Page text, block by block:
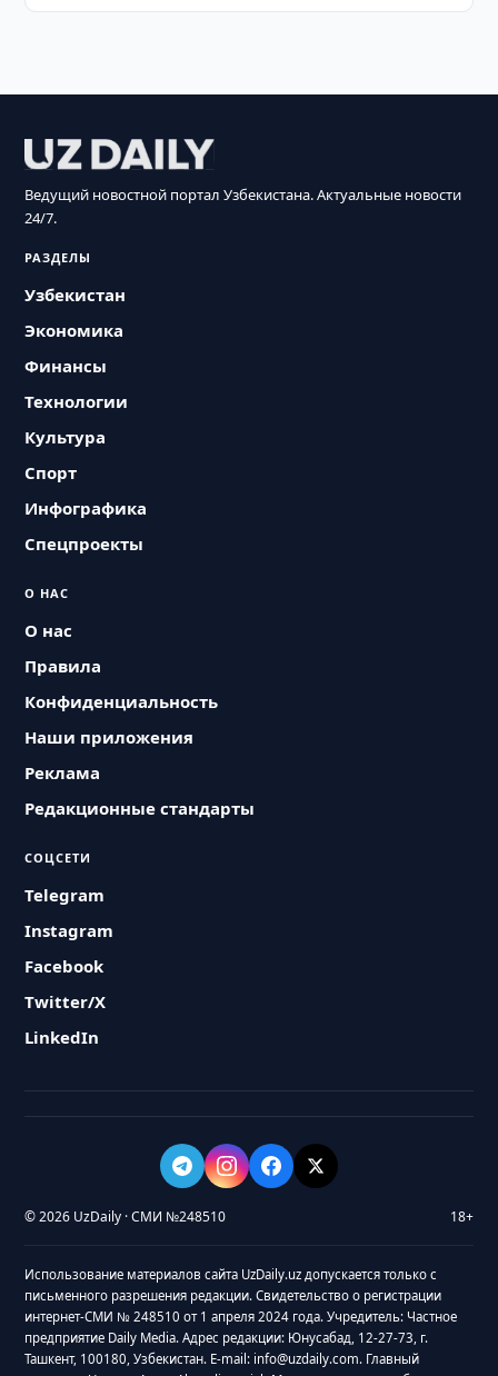
Ведущий новостной портал Узбекистана. Актуальные новости
24/7.
РАЗДЕЛЫ
Узбекистан
Экономика
Финансы
Технологии
Культура
Спорт
Инфографика
Спецпроекты
О НАС
О нас
Правила
Конфиденциальность
Наши приложения
Реклама
Редакционные стандарты
СОЦСЕТИ
Telegram
Instagram
Facebook
Twitter/X
LinkedIn
© 2026 UzDaily · СМИ №248510 18+
Использование материалов сайта UzDaily.uz допускается только с
письменного разрешения редакции. Свидетельство о регистрации
интернет-СМИ № 248510 от 1 апреля 2024 года. Учредитель: Частное
предприятие Daily Media. Адрес редакции: Юнусабад, 12-27-73, г.
Ташкент, 100180, Узбекистан. E-mail: info@uzdaily.com. Главный